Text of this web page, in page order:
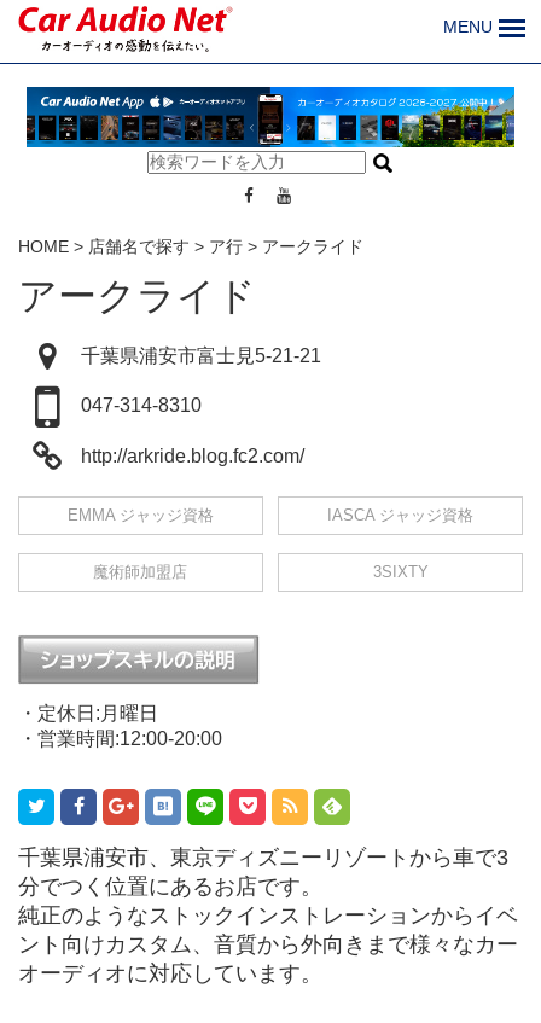
MENU
HOME > 店舗名で探す > ア行 > アークライド
アークライド
千葉県浦安市富士見5-21-21
047-314-8310
http://arkride.blog.fc2.com/
EMMA ジャッジ資格 IASCA ジャッジ資格
魔術師加盟店 3SIXTY
・定休日:月曜日
・営業時間:12:00-20:00
千葉県浦安市、東京ディズニーリゾートから車で3
分でつく位置にあるお店です。
純正のようなストックインストレーションからイベ
ント向けカスタム、音質から外向きまで様々なカー
オーディオに対応しています。